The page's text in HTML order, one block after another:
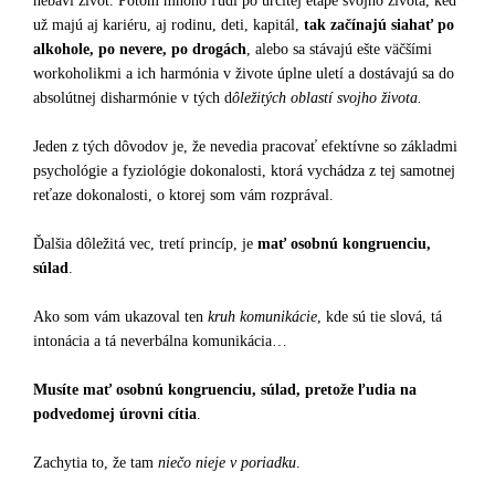
už majú aj kariéru, aj rodinu, deti, kapitál, tak začínajú siahať po
alkohole, po nevere, po drogách , alebo sa stávajú ešte väčšími
workoholikmi a ich harmónia v živote úplne uletí a dostávajú sa do
absolútnej disharmónie v tých dôležitých oblastí svojho života.
Jeden z tých dôvodov je, že nevedia pracovať efektívne so základmi
psychológie a fyziológie dokonalosti, ktorá vychádza z tej samotnej
reťaze dokonalosti, o ktorej som vám rozprával.
Ďalšia dôležitá vec, tretí princíp, je mať osobnú kongruenciu,
súlad
Ako som vám ukazoval ten kruh komunikácie , kde sú tie slová, tá
intonácia a tá neverbálna komunikácia…
Musíte mať osobnú kongruenciu, súlad, pretože ľudia na
podvedomej úrovni cítia
Zachytia to, že tam niečo nieje v poriadku